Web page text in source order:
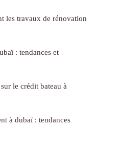
les travaux de rénovation
: tendances et
le crédit bateau à
à dubaï : tendances